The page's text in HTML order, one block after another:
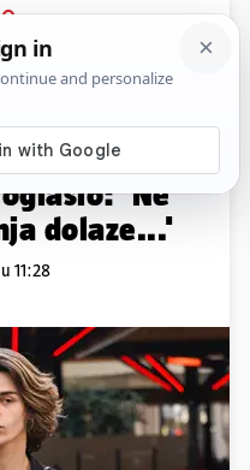
Komentari
pauzu od
'Ne
dolaze...'
11:28